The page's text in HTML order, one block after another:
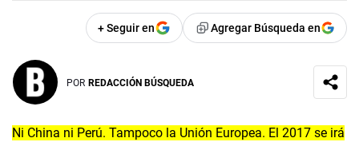
+ Seguir en Agregar Búsqueda en
POR REDACCIÓN BÚSQUEDA
Ni China ni Perú. Tampoco la Unión Europea. El 2017 se irá